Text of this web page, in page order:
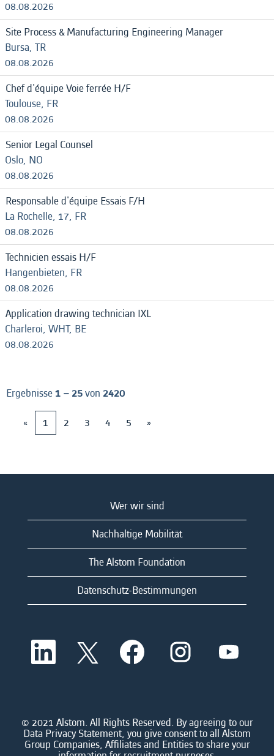
08.08.2026
Site Process & Manufacturing Engineering Manager
Bursa, TR
08.08.2026
Chef d'équipe Voie ferrée H/F
Toulouse, FR
08.08.2026
Senior Legal Counsel
Oslo, NO
08.08.2026
Responsable d'équipe Essais F/H
La Rochelle, 17, FR
08.08.2026
Technicien essais H/F
Hangenbieten, FR
08.08.2026
Application drawing technician IXL
Charleroi, WHT, BE
08.08.2026
Ergebnisse1 – 25von 2420
«
1 2 3 4 5 »
Wer wir sind
Nachhaltige Mobilität
The Alstom Foundation
Datenschutz-Bestimmungen
W
r
e
i
n
e
W
i
r
e
n
W
e
i
n
e
W
e
i
n
e
W
e
i
n
e
© 2021 Alstom. All Rights Reserved. By agreeing to our
Data Privacy Statement, you give consent to all Alstom
Group Companies, Affiliates and Entities to share your